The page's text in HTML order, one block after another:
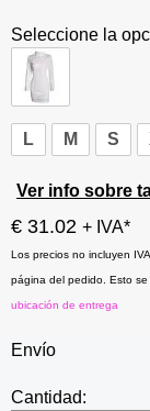
Seleccione la
L M S
Ver info sobre
€ 31.02 + IVA*
Los precios no incluyen
página del pedido. Esto
ubicación de entrega
Envío
Cantidad: